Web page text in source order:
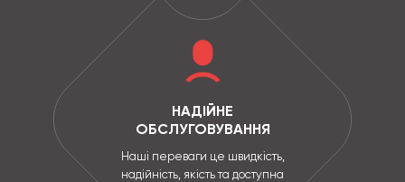
НАДІЙНЕ
ОБСЛУГОВУВАННЯ
Наші переваги це швидкість,
надійність, якість та доступна